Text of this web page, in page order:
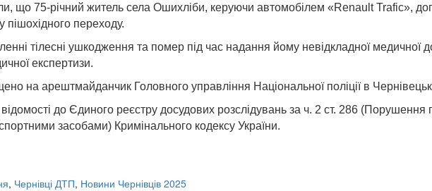
що 75-річний житель села Ошихліби, керуючи автомобілем «Renault Trafic»,
переходу.
тілесні ушкодження та помер під час надання йому невідкладної медичної
експертизи.
на арештмайданчик Головного управління Національної поліції в
відомості до Єдиного реєстру досудових розслідувань за ч. 2 ст. 286
засобами) Кримінального кодексу України.
, Чернівці ДТП, Новини Чернівців 2025